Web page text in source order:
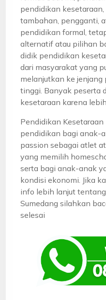
pendidikan
tambahan, pengganti,
pendidikan formal,
alternatif atau pilihan
didik pendidikan
dari masyarakat yang
melanjutkan ke
tinggi. Banyak peserta
kesetaraan karena
Pendidikan
pendidikan bagi anak-
passion sebagai atlet
yang memilih
serta bagi anak-anak
kondisi ekonomi. Jika
info lebih lanjut tentang
Sumedang silahkan
selesai